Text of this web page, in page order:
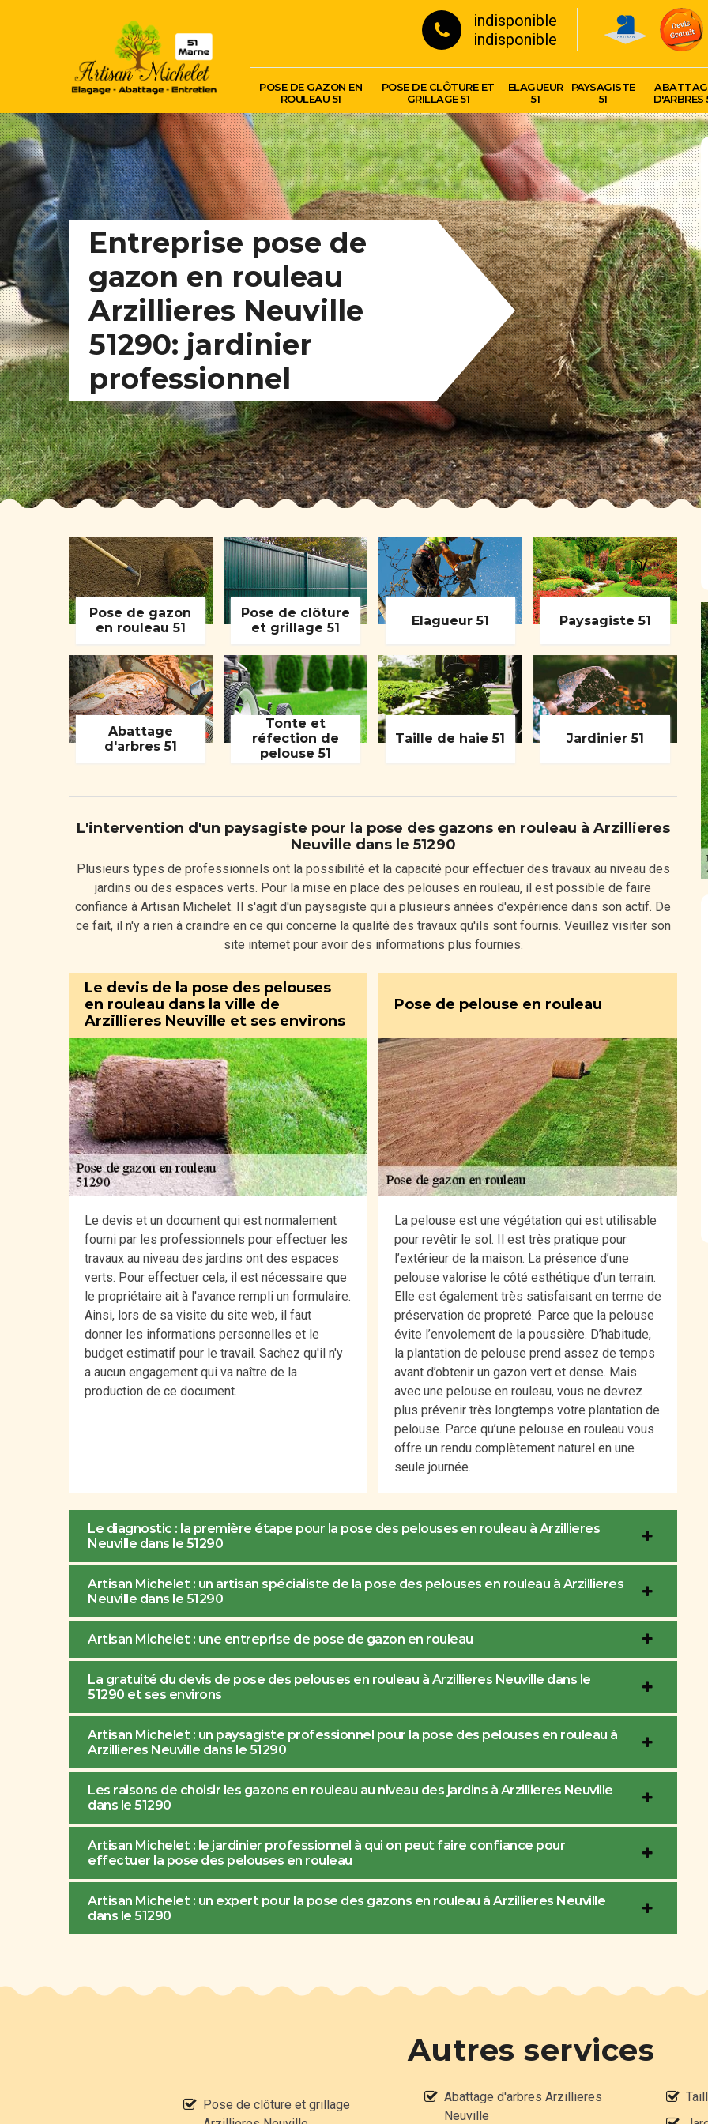
indisponible
indisponible
POSE DE GAZON EN
ROULEAU 51
POSE DE CLÔTURE ET
GRILLAGE 51
ELAGUEUR
51
PAYSAGISTE
51
D'ARBRES
Entreprise pose de
gazon en rouleau
Arzillieres Neuville
51290: jardinier
professionnel
Pose de gazon
en rouleau 51
Pose de clôture
et grillage 51
Elagueur 51 Paysagiste 51
Abattage
d'arbres 51
Tonte et
réfection de
pelouse 51
Taille de haie 51 Jardinier 51
L'intervention d'un paysagiste pour la pose des gazons en rouleau à Arzillieres
Neuville dans le 51290
Plusieurs types de professionnels ont la possibilité et la capacité pour effectuer des travaux au niveau des
jardins ou des espaces verts. Pour la mise en place des pelouses en rouleau, il est possible de faire
confiance à Artisan Michelet. Il s'agit d'un paysagiste qui a plusieurs années d'expérience dans son actif. De
ce fait, il n'y a rien à craindre en ce qui concerne la qualité des travaux qu'ils sont fournis. Veuillez visiter son
site internet pour avoir des informations plus fournies.
Le devis de la pose des pelouses
en rouleau dans la ville de
Arzillieres Neuville et ses environs
Le devis et un document qui est normalement
fourni par les professionnels pour effectuer les
travaux au niveau des jardins ont des espaces
verts. Pour effectuer cela, il est nécessaire que
le propriétaire ait à l'avance rempli un formulaire.
Ainsi, lors de sa visite du site web, il faut
donner les informations personnelles et le
budget estimatif pour le travail. Sachez qu'il n'y
a aucun engagement qui va naître de la
production de ce document.
Pose de pelouse en rouleau
La pelouse est une végétation qui est utilisable
pour revêtir le sol. Il est très pratique pour
l’extérieur de la maison. La présence d’une
pelouse valorise le côté esthétique d’un terrain.
Elle est également très satisfaisant en terme de
préservation de propreté. Parce que la pelouse
évite l’envolement de la poussière. D’habitude,
la plantation de pelouse prend assez de temps
avant d’obtenir un gazon vert et dense. Mais
avec une pelouse en rouleau, vous ne devrez
plus prévenir très longtemps votre plantation de
pelouse. Parce qu’une pelouse en rouleau vous
offre un rendu complètement naturel en une
seule journée.
Le diagnostic : la première étape pour la pose des pelouses en rouleau à Arzillieres
Neuville dans le 51290
Artisan Michelet : un artisan spécialiste de la pose des pelouses en rouleau à Arzillieres
Neuville dans le 51290
Artisan Michelet : une entreprise de pose de gazon en rouleau
La gratuité du devis de pose des pelouses en rouleau à Arzillieres Neuville dans le
51290 et ses environs
Artisan Michelet : un paysagiste professionnel pour la pose des pelouses en rouleau à
Arzillieres Neuville dans le 51290
Les raisons de choisir les gazons en rouleau au niveau des jardins à Arzillieres Neuville
dans le 51290
Artisan Michelet : le jardinier professionnel à qui on peut faire confiance pour
effectuer la pose des pelouses en rouleau
Artisan Michelet : un expert pour la pose des gazons en rouleau à Arzillieres Neuville
dans le 51290
Autres services
Pose de clôture et grillage
Abattage d'arbres Arzillieres
Neuville